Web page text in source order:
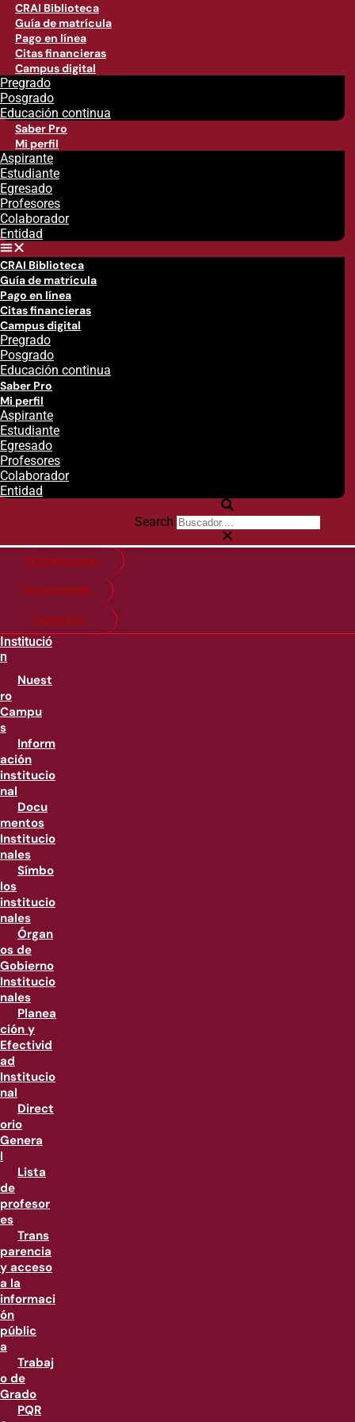
CRAI Biblioteca
Guía de matrícula
Pago en línea
Citas financieras
Campus digital
Pregrado
Posgrado
Educación continua
Saber Pro
Mi perfil
Aspirante
Estudiante
Egresado
Profesores
Colaborador
Entidad
CRAI Biblioteca
Guía de matrícula
Pago en línea
Citas financieras
Campus digital
Pregrado
Posgrado
Educación continua
Saber Pro
Mi perfil
Aspirante
Estudiante
Egresado
Profesores
Colaborador
Entidad
Search
Citas financieras
Guía de matricula
Pago en línea
Institució
n
Nuest
ro
Campu
s
Inform
ación
institucio
nal
Docu
mentos
Institucio
nales
Símbo
los
institucio
nales
Órgan
os de
Gobierno
Institucio
nales
Planea
ción y
Efectivid
ad
Institucio
nal
Direct
orio
Genera
l
Lista
de
profesor
es
Trans
parencia
y acceso
a la
informaci
ón
públic
a
Trabaj
o de
Grado
PQR